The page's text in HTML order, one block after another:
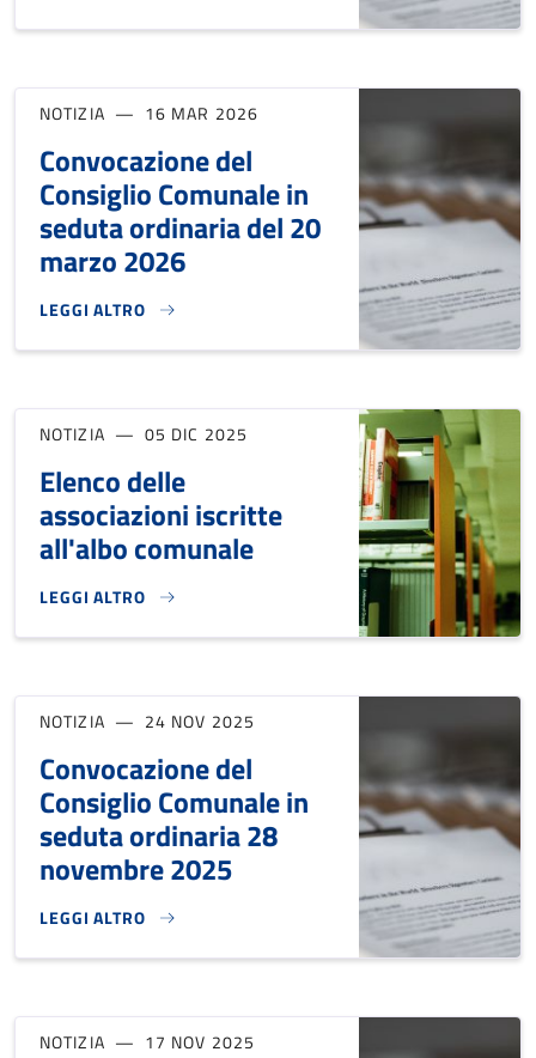
NOTIZIA 16 MAR 2026
Convocazione del
Consiglio Comunale in
seduta ordinaria del 20
marzo 2026
LEGGI ALTRO
CONVOCAZIONE DEL CONSIGLIO COMUNALE IN SEDUTA
NOTIZIA 05 DIC 2025
Elenco delle
associazioni iscritte
all'albo comunale
LEGGI ALTRO
ELENCO DELLE ASSOCIAZIONI ISCRITTE ALL'ALBO
NOTIZIA 24 NOV 2025
Convocazione del
Consiglio Comunale in
seduta ordinaria 28
novembre 2025
LEGGI ALTRO
CONVOCAZIONE DEL CONSIGLIO COMUNALE IN SEDUTA
NOTIZIA 17 NOV 2025